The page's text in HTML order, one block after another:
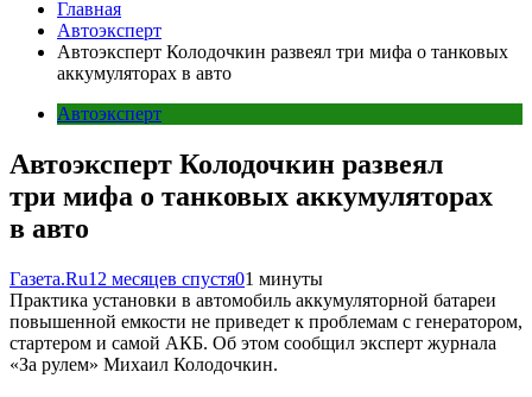
Главная
Автоэксперт
Автоэксперт Колодочкин развеял три мифа о танковых
аккумуляторах в авто
Автоэксперт
Автоэксперт Колодочкин развеял
три мифа о танковых аккумуляторах
в авто
Газета.Ru12 месяцев спустя01 минуты
Практика установки в автомобиль аккумуляторной батареи
повышенной емкости не приведет к проблемам с генератором,
стартером и самой АКБ. Об этом сообщил эксперт журнала
«За рулем» Михаил Колодочкин.